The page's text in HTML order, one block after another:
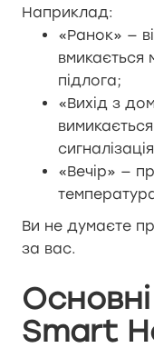
Наприклад:
«Ранок» —
вмикається
підлога;
«Вихід з
«Вечір» —
Ви не думаєте
за вас.
Основні
Smart